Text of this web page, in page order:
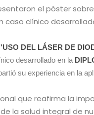
el póster
clínico
'USO DEL LÁSER DE
desarrollado en la
su experiencia en la
que reafirma la
la salud integral de